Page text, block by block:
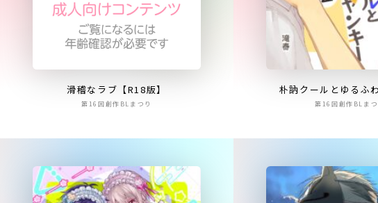
滑稽なラブ【R18版】
第16回創作BLまつり
朴訥クールとゆるふ
第16回創作BLまつ